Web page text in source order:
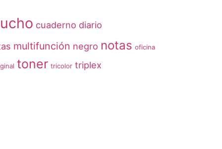
cuaderno diario
multifunción negro notas oficina
toner tricolor triplex